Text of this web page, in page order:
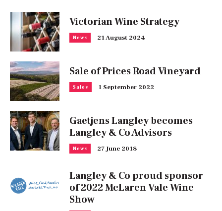
Victorian Wine Strategy
News 21 August 2024
Sale of Prices Road Vineyard
Sales 1 September 2022
Gaetjens Langley becomes
Langley & Co Advisors
News 27 June 2018
Langley & Co proud sponsor
of 2022 McLaren Vale Wine
Show